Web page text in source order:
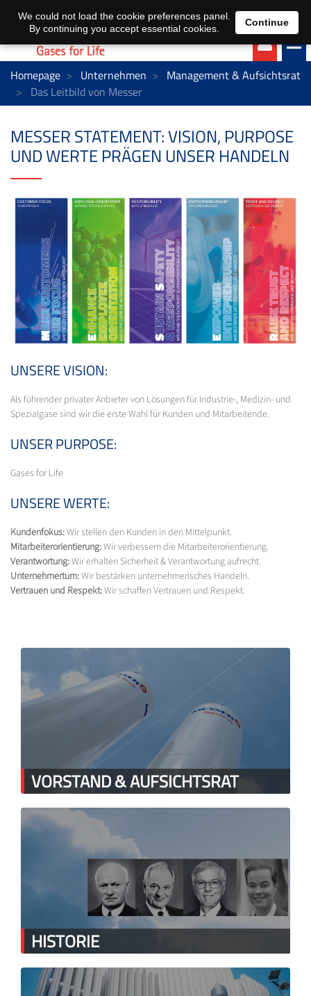
EN DE
Homepage Unternehmen
Management & Aufsichtsrat
Das Leitbild von Messer
MESSER STATEMENT: VISION, PURPOSE
UND WERTE PRÄGEN UNSER HANDELN
UNSERE VISION:
Als führender privater Anbieter von Lösungen für Industrie-, Medizin- und
Spezialgase sind wir die erste Wahl für Kunden und Mitarbeitende.
UNSER PURPOSE:
Gases for Life
UNSERE WERTE:
Kundenfokus:Wir stellen den Kunden in den Mittelpunkt.
Mitarbeiterorientierung:Wir verbessern die Mitarbeiterorientierung.
Verantwortung:Wir erhalten Sicherheit & Verantwortung aufrecht.
Unternehmertum:Wir bestärken unternehmerisches Handeln.
Vertrauen und Respekt:Wir schaffen Vertrauen und Respekt.
VORSTAND & AUFSICHTSRAT
HISTORIE
We could not load the cookie preferences panel.
By continuing you accept essential cookies.
Continue